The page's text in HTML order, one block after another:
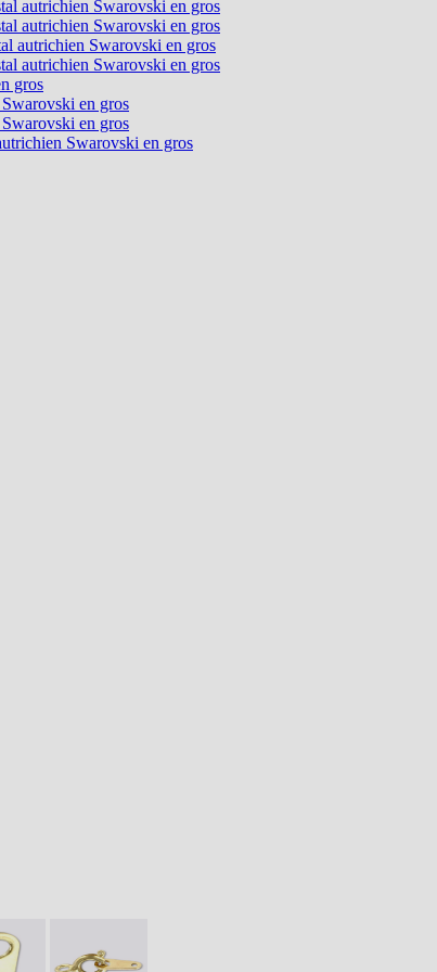
autrichien Swarovski en gros
autrichien Swarovski en gros
autrichien Swarovski en gros
autrichien Swarovski en gros
gros
en gros
en gros
Swarovski en gros